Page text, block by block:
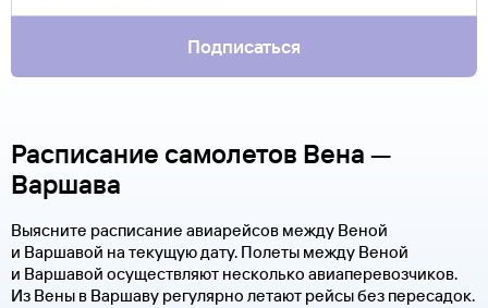
Подписаться
Расписание самолетов Вена —
Варшава
Выясните расписание авиарейсов между Веной
и Варшавой на текущую дату. Полеты между Веной
и Варшавой осуществляют несколько авиаперевозчиков.
Из Вены в Варшаву регулярно летают рейсы без пересадок.